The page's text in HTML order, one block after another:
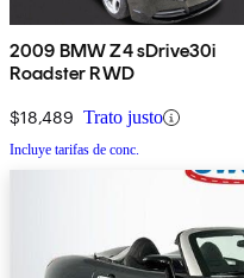
2009 BMW Z4 sDrive30i
Roadster RWD
$18,489 Trato justo
Incluye tarifas de conc.